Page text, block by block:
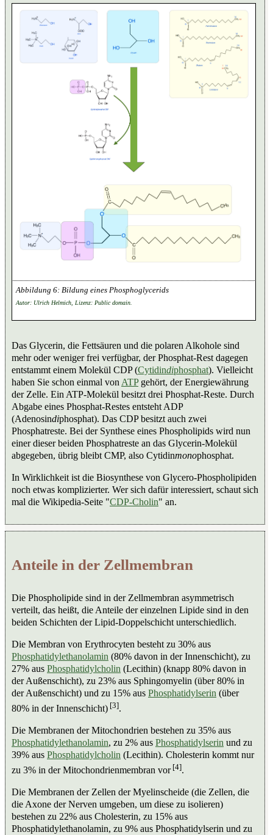
Bildung eines Phosphoglycerids
Autor: Ulrich Helmich, Lizenz: Public domain.
Das Glycerin, die Fettsäuren und die polaren Alkohole sind
mehr oder weniger frei verfügbar, der Phosphat-Rest dagegen
entstammt einem Molekül CDP (Cytidindiphosphat). Vielleicht
haben Sie schon einmal von ATPgehört, der Energiewährung
der Zelle. Ein ATP-Molekül besitzt drei Phosphat-Reste. Durch
Abgabe eines Phosphat-Restes entsteht ADP
(Adenosindiphosphat). Das CDP besitzt auch zwei
Phosphatreste. Bei der Synthese eines Phospholipids wird nun
einer dieser beiden Phosphatreste an das Glycerin-Molekül
abgegeben, übrig bleibt CMP, also Cytidinmonophosphat.
In Wirklichkeit ist die Biosynthese von Glycero-Phospholipiden
noch etwas komplizierter. Wer sich dafür interessiert, schaut sich
mal die Wikipedia-Seite "CDP-Cholin" an.
Anteile in der Zellmembran
Die Phospholipide sind in der Zellmembran asymmetrisch
verteilt, das heißt, die Anteile der einzelnen Lipide sind in den
beiden Schichten der Lipid-Doppelschicht unterschiedlich.
Die Membran von Erythrocyten besteht zu 30% aus
Phosphatidylethanolamin (80% davon in der Innenschicht), zu
27% aus Phosphatidylcholin (Lecithin) (knapp 80% davon in
der Außenschicht), zu 23% aus Sphingomyelin (über 80% in
der Außenschicht) und zu 15% aus Phosphatidylserin (über
80% in der Innenschicht) [3].
Die Membranen der Mitochondrien bestehen zu 35% aus
Phosphatidylethanolamin, zu 2% aus Phosphatidylserin und zu
39% aus Phosphatidylcholin (Lecithin). Cholesterin kommt nur
zu 3% in der Mitochondrienmembran vor[4].
Die Membranen der Zellen der Myelinscheide (die Zellen, die
die Axone der Nerven umgeben, um diese zu isolieren)
bestehen zu 22% aus Cholesterin, zu 15% aus
Phosphatidylethanolamin, zu 9% aus Phosphatidylserin und zu